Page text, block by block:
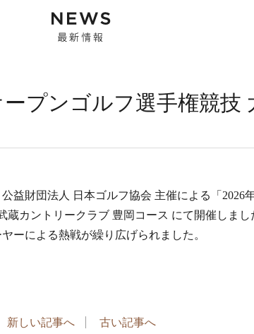
ープンゴルフ選手権競
益財団法人 日本ゴルフ協会 主催による「2026
蔵カントリークラブ 豊岡コース にて開催しまし
ーによる熱戦が繰り広げられました。
新しい記事へ 古い記事へ